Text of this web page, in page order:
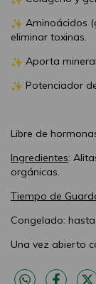
Aminoácidos
eliminar toxinas.
Aporta
Potenciador
Libre de
Ingredientes:
orgánicas.
Tiempo de
Congelado:
Una vez abierto